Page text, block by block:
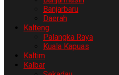
Banjarbaru
Daerah
Kalteng
Palangka Raya
Kuala Kapuas
Kaltim
Kalbar